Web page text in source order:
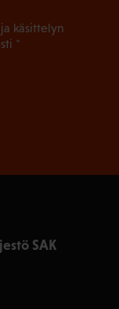
SAK
käsittelyn
*